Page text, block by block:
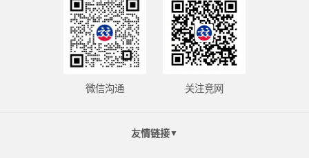
微信沟通 关注竞网
友情链接▼